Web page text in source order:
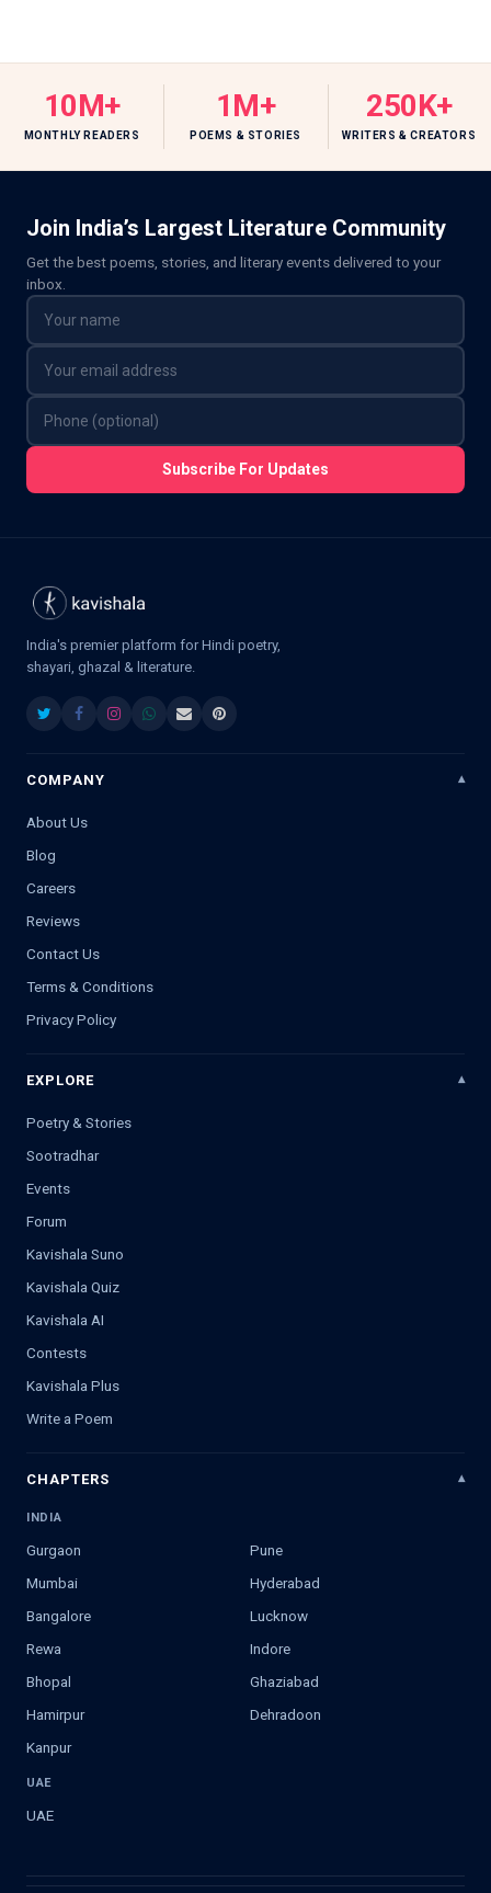
10M+
MONTHLY READERS
1M+
POEMS & STORIES
250K+
WRITERS & CREATORS
Join India’s Largest Literature Community
Get the best poems, stories, and literary events delivered to your
inbox.
Subscribe For Updates
India's premier platform for Hindi poetry,
shayari, ghazal & literature.
COMPANY
About Us
Blog
Careers
Reviews
Contact Us
Terms & Conditions
Privacy Policy
EXPLORE
Poetry & Stories
Sootradhar
Events
Forum
Kavishala Suno
Kavishala Quiz
Kavishala AI
Contests
Kavishala Plus
Write a Poem
CHAPTERS
INDIA
Gurgaon
Pune
Mumbai
Hyderabad
Bangalore
Lucknow
Rewa
Indore
Bhopal
Ghaziabad
Hamirpur
Dehradoon
Kanpur
UAE
UAE